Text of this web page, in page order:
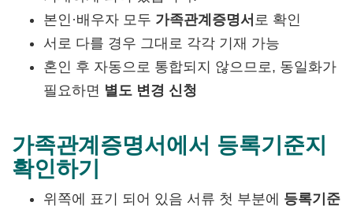
본인·배우자 모두 가족관계증명서 로 확인
서로 다를 경우 그대로 각각 기재 가능
혼인 후 자동으로 통합되지 않으므로, 동일화가
필요하면 별도 변경 신청
가족관계증명서에서 등록기준지
확인하기
위쪽에 표기 되어 있음 서류 첫 부분에 등록기준